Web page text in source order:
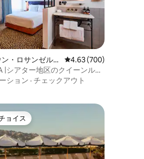
つ星の平均評価
・ロサンゼルス
レビュー700件、5つ星
4.63 (700)
|シアター地区のクイーンルー
ション · チェックアウト
ストチョイスです。
ョイス